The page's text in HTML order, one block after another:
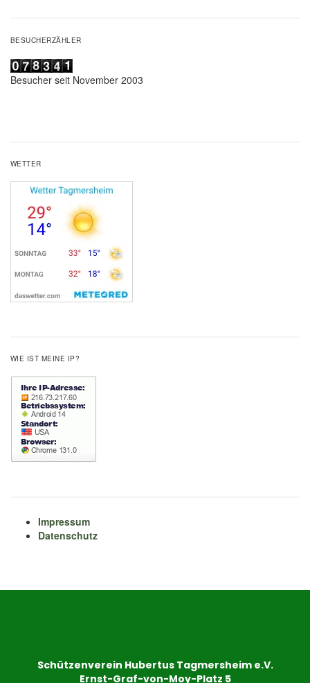
BESUCHERZÄHLER
Besucher seit November 2003
WETTER
WIE IST MEINE IP?
Impressum
Datenschutz
Schützenverein Hubertus Tagmersheim e.V.
Ernst-Graf-von-Moy-Platz 5